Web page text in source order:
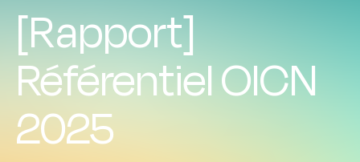
[Rapport]
Référentiel OICN
2025